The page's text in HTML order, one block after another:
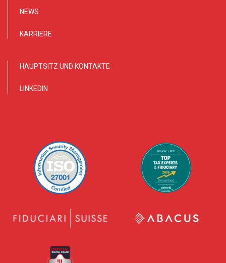
NEWS
KARRIERE
HAUPTSITZ UND KONTAKTE
LINKEDIN